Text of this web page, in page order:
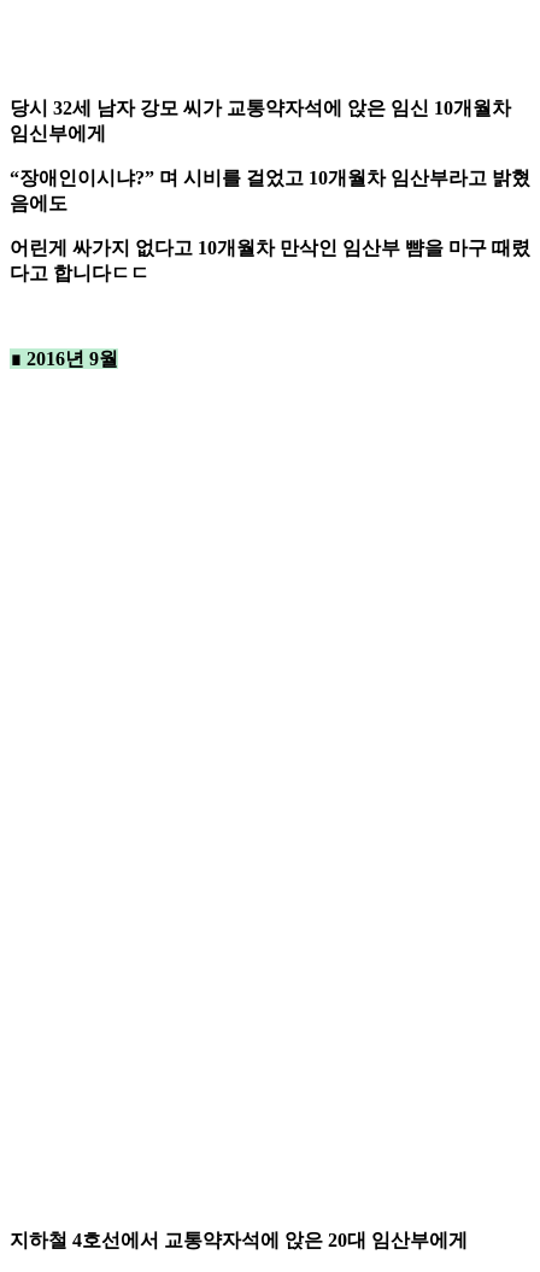
당시 32세 남자 강모 씨가 교통약자석에 앉은 임신 10개월차
임신부에게
“장애인이시냐?” 며 시비를 걸었고 10개월차 임산부라고 밝혔
음에도
어린게 싸가지 없다고 10개월차 만삭인 임산부 뺨을 마구 때렸
다고 합니다ㄷㄷ
∎ 2016년 9월
지하철 4호선에서 교통약자석에 앉은 20대 임산부에게